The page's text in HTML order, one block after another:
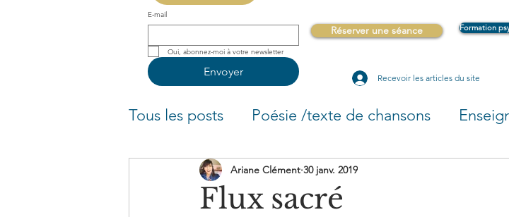
E‑mail
Envoyer
Formation
Réserver une séance
Recevoir les articles du site
Tous les posts Poésie /texte de chansons
Blog astrologie - Archétypes
Flux sacré
Ariane Clément 30 janv. 2019